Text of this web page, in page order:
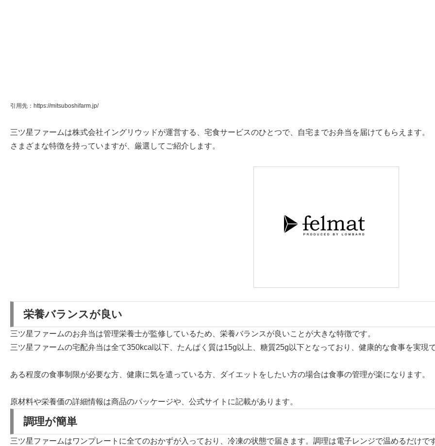
引用先：https://mitsuboshifarm.jp/
三ツ星ファームは株式会社イングリウッドが運営する、宅食サービスのひとつで、自宅までお弁当を届けてもらえます。
さまざまな特徴を持っていますが、厳選してご紹介します。
栄養バランスが良い
三ツ星ファームのお弁当は管理栄養士が監修しているため、栄養バランスが良いことが大きな特徴です。
三ツ星ファームの宅配弁当は全て350kcal以下、たんぱく質は15g以上、糖質25g以下となっており、健康的な食事を実現
ある程度の食事制限が必要な方、健康に気を遣っている方、ダイエットをしたい方の場合は食事の管理が楽になります。
原材料や栄養価の詳細情報は商品のパッケージや、公式サイトに記載があります。
調理が簡単
三ツ星ファームはワンプレートに全てのおかずが入っており、冷凍の状態で届きます。調理は電子レンジで温めるだけで